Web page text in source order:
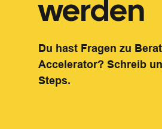
werden
Du hast Fragen zu
Accelerator? Schreib
Steps.